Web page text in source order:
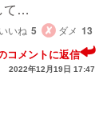
て…
いいね 5 ダメ 13
コメントに返信
2022年12月19日 17:47